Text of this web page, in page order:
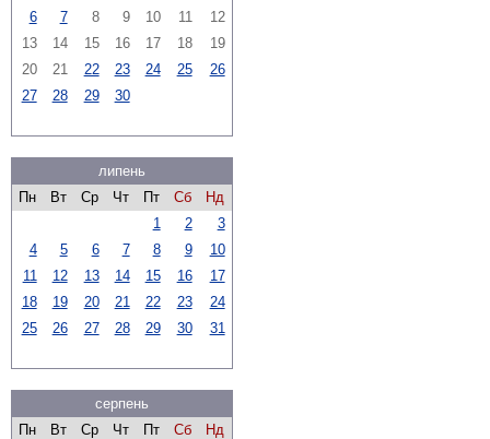
6
7 8 9 10 11
12
13
14 15 16 17 18
19
20
21 22 23 24 25
26
27
28 29 30
липень
Пн
Вт Ср Чт Пт Сб
Нд
1
2
3
4
5 6 7 8 9
10
11
12 13 14 15 16
17
18
19 20 21 22 23
24
25
26 27 28 29 30 31
серпень
Пн
Вт Ср Чт Пт Сб
Нд